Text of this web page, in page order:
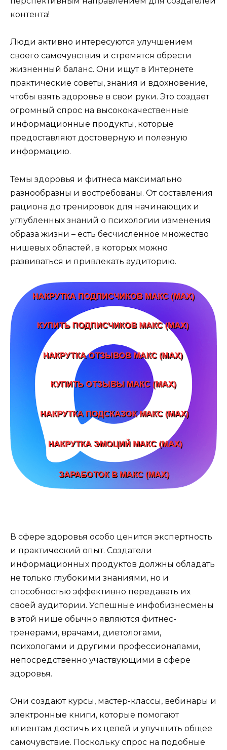
контента!
Люди активно интересуются улучшением
своего самочувствия и стремятся обрести
жизненный баланс. Они ищут в Интернете
практические советы, знания и вдохновение,
чтобы взять здоровье в свои руки. Это создает
огромный спрос на высококачественные
информационные продукты, которые
предоставляют достоверную и полезную
информацию.
Темы здоровья и фитнеса максимально
разнообразны и востребованы. От составления
рациона до тренировок для начинающих и
углубленных знаний о психологии изменения
образа жизни – есть бесчисленное множество
нишевых областей, в которых можно
развиваться и привлекать аудиторию.
В сфере здоровья особо ценится экспертность
и практический опыт. Создатели
информационных продуктов должны обладать
не только глубокими знаниями, но и
способностью эффективно передавать их
своей аудитории. Успешные инфобизнесмены
в этой нише обычно являются фитнес-
тренерами, врачами, диетологами,
психологами и другими профессионалами,
непосредственно участвующими в сфере
здоровья.
Они создают курсы, мастер-классы, вебинары и
электронные книги, которые помогают
клиентам достичь их целей и улучшить общее
самочувствие. Поскольку спрос на подобные